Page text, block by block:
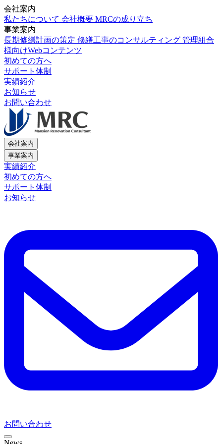
会社案内
私たちについて 会社概要 MRCの成り立ち
事業案内
長期修繕計画の策定 修繕工事のコンサルティング 管理組合
様向けWebコンテンツ
初めての方へ
サポート体制
実績紹介
お知らせ
お問い合わせ
会社案内
事業案内
実績紹介
初めての方へ
サポート体制
お知らせ
お問い合わせ